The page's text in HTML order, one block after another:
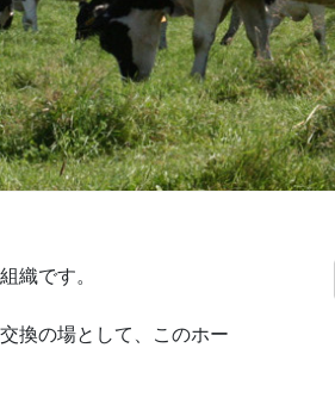
織です。
換の場として、このホー